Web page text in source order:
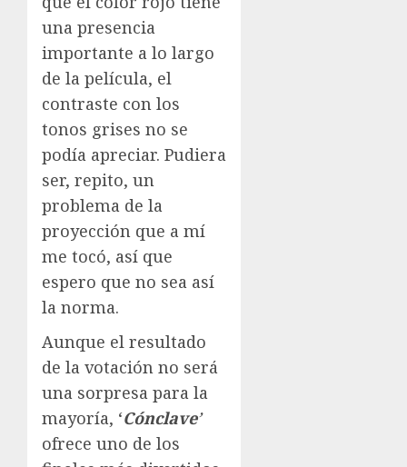
una presencia
importante a lo largo
de la película, el
contraste con los
tonos grises no se
podía apreciar. Pudiera
ser, repito, un
problema de la
proyección que a mí
me tocó, así que
espero que no sea así
la norma.
Aunque el resultado
de la votación no será
una sorpresa para la
mayoría, ‘Cónclave’
ofrece uno de los